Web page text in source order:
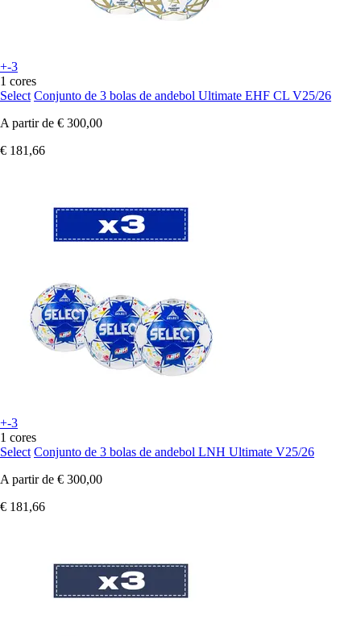
+-3
1 cores
Select Conjunto de 3 bolas de andebol Ultimate EHF CL V25/26
A partir de € 300,00
€ 181,66
+-3
1 cores
Select Conjunto de 3 bolas de andebol LNH Ultimate V25/26
A partir de € 300,00
€ 181,66